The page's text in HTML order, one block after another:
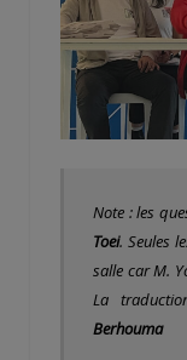
Note : les
Toei. Seules
salle car M.
La
Berhouma